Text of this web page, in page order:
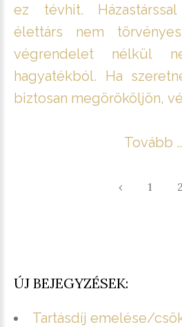
ez tévhit.
élettárs nem
végrendelet nélkül
hagyatékból. Ha
biztosan megörököljön,
Tovább
‹ 1 2
ÚJ BEJEGYZÉSEK:
Tartásdíj emelése/